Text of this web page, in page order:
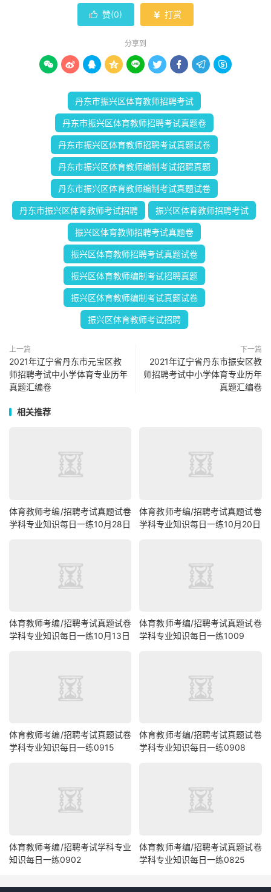
 赞(0)  打赏
分享到
        
丹东市振兴区体育教师招聘考试
丹东市振兴区体育教师招聘考试真题卷
丹东市振兴区体育教师招聘考试真题试卷
丹东市振兴区体育教师编制考试招聘真题
丹东市振兴区体育教师编制考试真题试卷
丹东市振兴区体育教师考试招聘 振兴区体育教师招聘考试
振兴区体育教师招聘考试真题卷
振兴区体育教师招聘考试真题试卷
振兴区体育教师编制考试招聘真题
振兴区体育教师编制考试真题试卷
振兴区体育教师考试招聘
上一篇
2021年辽宁省丹东市元宝区教
师招聘考试中小学体育专业历年
真题汇编卷
下一篇
2021年辽宁省丹东市振安区教
师招聘考试中小学体育专业历年
真题汇编卷
相关推荐
体育教师考编/招聘考试真题试卷
学科专业知识每日一练10月28日
体育教师考编/招聘考试真题试卷
学科专业知识每日一练10月20日
体育教师考编/招聘考试真题试卷
学科专业知识每日一练10月13日
体育教师考编/招聘考试真题试卷
学科专业知识每日一练1009
体育教师考编/招聘考试真题试卷
学科专业知识每日一练0915
体育教师考编/招聘考试真题试卷
学科专业知识每日一练0908
体育教师考编/招聘考试学科专业
知识每日一练0902
体育教师考编/招聘考试真题试卷
学科专业知识每日一练0825